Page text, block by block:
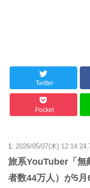
Twitter
Pocket
1: 2026/05/07(木)
旅系YouTuber「無
者数44万人）が5